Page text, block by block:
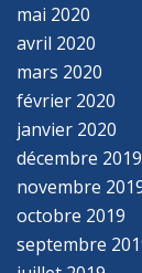
mai 2020
avril 2020
mars 2020
février 2020
janvier 2020
décembre 2019
novembre
octobre 2019
septembre